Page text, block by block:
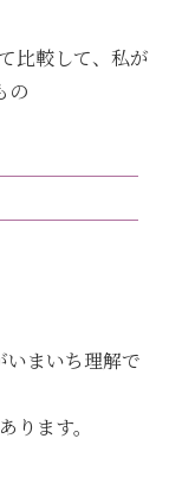
比較して、私が
の
いまいち理解で
ります。